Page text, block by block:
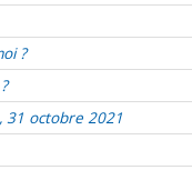
?
31 octobre 2021